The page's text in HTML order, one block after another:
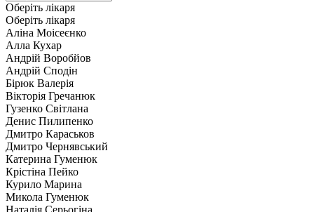
Оберіть лікаря
Оберіть лікаря
Аліна Моісеєнко
Алла Кухар
Андрій Воробйов
Андрій Сподін
Бірюк Валерія
Вікторія Гречанюк
Гузенко Світлана
Денис Пилипенко
Дмитро Караськов
Дмитро Чернявський
Катерина Гуменюк
Крістіна Пейко
Курило Марина
Микола Гуменюк
Наталія Серьогіна